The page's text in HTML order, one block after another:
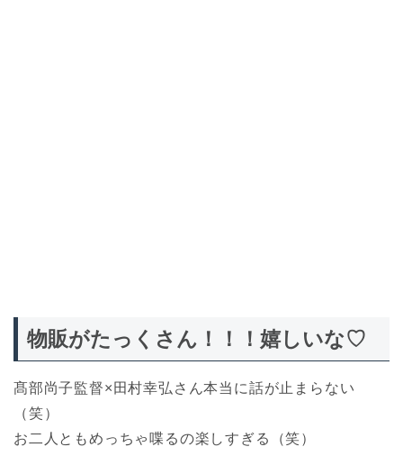
物販がたっくさん！！！嬉しいな♡
髙部尚子監督×田村幸弘さん本当に話が止まらない
（笑）
お二人ともめっちゃ喋るの楽しすぎる（笑）